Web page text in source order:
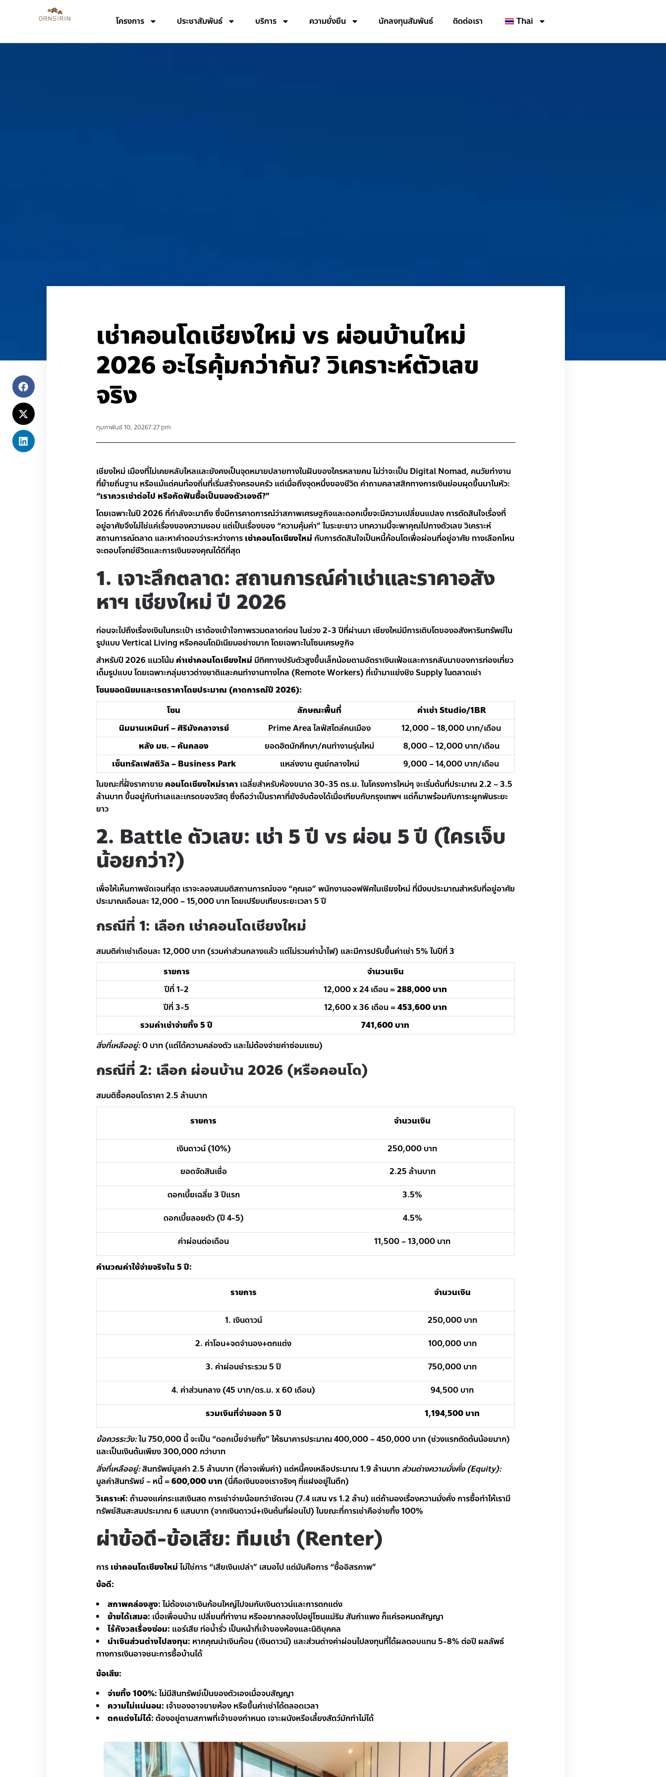
โครงการ ประชาสัมพันธ์ บริการ ความยั่งยืน นักลงทุนสัมพันธ์ ติดต่อเรา Thai
เช่าคอนโดเชียงใหม่ vs ผ่อนบ้านใหม่
2026 อะไรคุ้มกว่ากัน? วิเคราะห์ตัวเลข
จริง
กุมภาพันธ์ 10, 20267:27 pm
เชียงใหม่ เมืองที่ไม่เคยหลับใหลและยังคงเป็นจุดหมายปลายทางในฝันของใครหลายคน ไม่ว่าจะเป็น Digital Nomad, คนวัยทำงาน
ที่ย้ายถิ่นฐาน หรือแม้แต่คนท้องถิ่นที่เริ่มสร้างครอบครัว แต่เมื่อถึงจุดหนึ่งของชีวิต คำถามคลาสสิกทางการเงินย่อมผุดขึ้นมาในหัว:
“เราควรเช่าต่อไป หรือกัดฟันซื้อเป็นของตัวเองดี?”
โดยเฉพาะในปี 2026 ที่กำลังจะมาถึง ซึ่งมีการคาดการณ์ว่าสภาพเศรษฐกิจและดอกเบี้ยจะมีความเปลี่ยนแปลง การตัดสินใจเรื่องที่
อยู่อาศัยจึงไม่ใช่แค่เรื่องของความชอบ แต่เป็นเรื่องของ “ความคุ้มค่า” ในระยะยาว บทความนี้จะพาคุณไปกางตัวเลข วิเคราะห์
สถานการณ์ตลาด และหาคำตอบว่าระหว่างการ เช่าคอนโดเชียงใหม่ กับการตัดสินใจเป็นหนี้ก้อนโตเพื่อผ่อนที่อยู่อาศัย ทางเลือกไหน
จะตอบโจทย์ชีวิตและการเงินของคุณได้ดีที่สุด
1. เจาะลึกตลาด: สถานการณ์ค่าเช่าและราคาอสัง
หาฯ เชียงใหม่ ปี 2026
ก่อนจะไปถึงเรื่องเงินในกระเป๋า เราต้องเข้าใจภาพรวมตลาดก่อน ในช่วง 2-3 ปีที่ผ่านมา เชียงใหม่มีการเติบโตของอสังหาริมทรัพย์ใน
รูปแบบ Vertical Living หรือคอนโดมิเนียมอย่างมาก โดยเฉพาะในโซนเศรษฐกิจ
สำหรับปี 2026 แนวโน้มค่าเช่าคอนโดเชียงใหม่ มีทิศทางปรับตัวสูงขึ้นเล็กน้อยตามอัตราเงินเฟ้อและการกลับมาของการท่องเที่ยว
เต็มรูปแบบ โดยเฉพาะกลุ่มชาวต่างชาติและคนทำงานทางไกล (Remote Workers) ที่เข้ามาแย่งชิง Supply ในตลาดเช่า
โซนยอดนิยมและเรตราคาโดยประมาณ (คาดการณ์ปี 2026):
โซน
ลักษณะพื้นที่
ค่าเช่า Studio/1BR
นิมมานเหมินท์ – ศิริมังคลาจารย์
Prime Area ไลฟ์สไตล์คนเมือง
12,000 – 18,000 บาท/เดือน
หลัง มช. – คันคลอง
ยอดฮิตนักศึกษา/คนทำงานรุ่นใหม่
8,000 – 12,000 บาท/เดือน
เซ็นทรัลเฟสติวัล – Business Park
แหล่งงาน ศูนย์กลางใหม่
9,000 – 14,000 บาท/เดือน
ในขณะที่ฝั่งราคาขาย คอนโดเชียงใหม่ราคา เฉลี่ยสำหรับห้องขนาด 30-35 ตร.ม. ในโครงการใหม่ๆ จะเริ่มต้นที่ประมาณ 2.2 – 3.5
ล้านบาท ขึ้นอยู่กับทำเลและเกรดของวัสดุ ซึ่งถือว่าเป็นราคาที่ยังจับต้องได้เมื่อเทียบกับกรุงเทพฯ แต่ก็มาพร้อมกับภาระผูกพันระยะ
ยาว
2. Battle ตัวเลข: เช่า 5 ปี vs ผ่อน 5 ปี (ใครเจ็บ
น้อยกว่า?)
เพื่อให้เห็นภาพชัดเจนที่สุด เราจะลองสมมติสถานการณ์ของ “คุณเอ” พนักงานออฟฟิศในเชียงใหม่ ที่มีงบประมาณสำหรับที่อยู่อาศัย
ประมาณเดือนละ 12,000 – 15,000 บาท โดยเปรียบเทียบระยะเวลา 5 ปี
กรณีที่ 1: เลือก เช่าคอนโดเชียงใหม่
สมมติค่าเช่าเดือนละ 12,000 บาท (รวมค่าส่วนกลางแล้ว แต่ไม่รวมค่าน้ำไฟ) และมีการปรับขึ้นค่าเช่า 5% ในปีที่ 3
รายการ
จำนวนเงิน
ปีที่ 1-2
12,000 x 24 เดือน =288,000 บาท
ปีที่ 3-5
12,600 x 36 เดือน =453,600 บาท
รวมค่าเช่าจ่ายทิ้ง 5 ปี
741,600 บาท
สิ่งที่เหลืออยู่:0 บาท (แต่ได้ความคล่องตัว และไม่ต้องจ่ายค่าซ่อมแซม)
กรณีที่ 2: เลือก ผ่อนบ้าน 2026 (หรือคอนโด)
สมมติซื้อคอนโดราคา 2.5 ล้านบาท
รายการ จำนวนเงิน
เงินดาวน์ (10%)
250,000 บาท
ยอดจัดสินเชื่อ
2.25 ล้านบาท
ดอกเบี้ยเฉลี่ย 3 ปีแรก
3.5%
ดอกเบี้ยลอยตัว (ปี 4-5)
4.5%
ค่าผ่อนต่อเดือน
11,500 – 13,000 บาท
คำนวณค่าใช้จ่ายจริงใน 5 ปี:
รายการ จำนวนเงิน
1. เงินดาวน์
250,000 บาท
2. ค่าโอน+จดจำนอง+ตกแต่ง
100,000 บาท
3. ค่าผ่อนชำระรวม 5 ปี
750,000 บาท
4. ค่าส่วนกลาง (45 บาท/ตร.ม. x 60 เดือน)
94,500 บาท
รวมเงินที่จ่ายออก 5 ปี
1,194,500 บาท
ข้อควรระวัง:ใน 750,000 นี้ จะเป็น “ดอกเบี้ยจ่ายทิ้ง” ให้ธนาคารประมาณ 400,000 – 450,000 บาท (ช่วงแรกตัดต้นน้อยมาก)
และเป็นเงินต้นเพียง 300,000 กว่าบาท
สิ่งที่เหลืออยู่:สินทรัพย์มูลค่า 2.5 ล้านบาท (ที่อาจเพิ่มค่า) แต่หนี้คงเหลือประมาณ 1.9 ล้านบาท ส่วนต่างความมั่งคั่ง (Equity):
มูลค่าสินทรัพย์ – หนี้ =600,000 บาท (นี่คือเงินของเราจริงๆ ที่แฝงอยู่ในตึก)
วิเคราะห์: ถ้ามองแค่กระแสเงินสด การเช่าจ่ายน้อยกว่าชัดเจน (7.4 แสน vs 1.2 ล้าน) แต่ถ้ามองเรื่องความมั่งคั่ง การซื้อทำให้เรามี
ทรัพย์สินสะสมประมาณ 6 แสนบาท (จากเงินดาวน์+เงินต้นที่ผ่อนไป) ในขณะที่การเช่าคือจ่ายทิ้ง 100%
ผ่าข้อดี-ข้อเสีย: ทีมเช่า (Renter)
การ เช่าคอนโดเชียงใหม่ไม่ใช่การ “เสียเงินเปล่า” เสมอไป แต่มันคือการ “ซื้ออิสรภาพ”
ข้อดี:
สภาพคล่องสูง:ไม่ต้องเอาเงินก้อนใหญ่ไปจมกับเงินดาวน์และการตกแต่ง
ย้ายได้เสมอ: เบื่อเพื่อนบ้าน เปลี่ยนที่ทำงาน หรืออยากลองไปอยู่โซนแม่ริม สันกำแพง ก็แค่รอหมดสัญญา
ไร้กังวลเรื่องซ่อม: แอร์เสีย ท่อน้ำรั่ว เป็นหน้าที่เจ้าของห้องและนิติบุคคล
นำเงินส่วนต่างไปลงทุน: หากคุณนำเงินก้อน (เงินดาวน์) และส่วนต่างค่าผ่อนไปลงทุนที่ได้ผลตอบแทน 5-8% ต่อปี ผลลัพธ์
ทางการเงินอาจชนะการซื้อบ้านได้
ข้อเสีย:
จ่ายทิ้ง 100%:ไม่มีสินทรัพย์เป็นของตัวเองเมื่อจบสัญญา
ความไม่แน่นอน: เจ้าของอาจขายห้อง หรือขึ้นค่าเช่าได้ตลอดเวลา
ตกแต่งไม่ได้: ต้องอยู่ตามสภาพที่เจ้าของกำหนด เจาะผนังหรือเลี้ยงสัตว์มักทำไม่ได้